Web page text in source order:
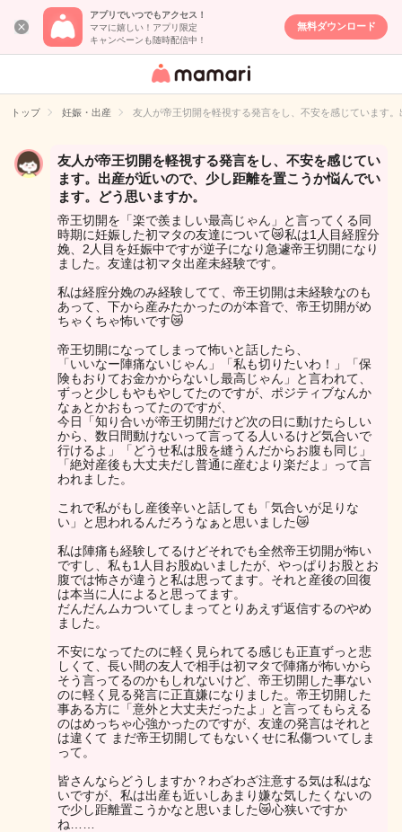
アプリでいつでもアクセス！
ママに嬉しい！アプリ限定
キャンペーンも随時配信中！
無料ダウンロード
女性専用匿名QA
イト
トップ 妊娠・出産 友人が帝王切開を軽視する発言をし、不安を感じています
友人が帝王切開を軽視する発言をし、不安を感じてい
ます。出産が近いので、少し距離を置こうか悩んでい
ます。どう思いますか。
帝王切開を「楽で羨ましい最高じゃん」と言ってくる同
時期に妊娠した初マタの友達について😿私は1人目経腟分
娩、2人目を妊娠中ですが逆子になり急遽帝王切開になり
ました。友達は初マタ出産未経験です。
私は経腟分娩のみ経験してて、帝王切開は未経験なのも
あって、下から産みたかったのが本音で、帝王切開がめ
ちゃくちゃ怖いです😿
帝王切開になってしまって怖いと話したら、
「いいなー陣痛ないじゃん」「私も切りたいわ！」「保
険もおりてお金かからないし最高じゃん」と言われて、
ずっと少しもやもやしてたのですが、ポジティブなんか
なぁとかおもってたのですが、
今日「知り合いが帝王切開だけど次の日に動けたらしい
から、数日間動けないって言ってる人いるけど気合いで
行けるよ」「どうせ私は股を縫うんだからお腹も同じ」
「絶対産後も大丈夫だし普通に産むより楽だよ」って言
われました。
これで私がもし産後辛いと話しても「気合いが足りな
い」と思われるんだろうなぁと思いました😿
私は陣痛も経験してるけどそれでも全然帝王切開が怖い
ですし、私も1人目お股ぬいましたが、やっぱりお股とお
腹では怖さが違うと私は思ってます。それと産後の回復
は本当に人によると思ってます。
だんだんムカついてしまってとりあえず返信するのやめ
ました。
不安になってたのに軽く見られてる感じも正直ずっと悲
しくて、長い間の友人で相手は初マタで陣痛が怖いから
そう言ってるのかもしれないけど、帝王切開した事ない
のに軽く見る発言に正直嫌になりました。帝王切開した
事ある方に「意外と大丈夫だったよ」と言ってもらえる
のはめっちゃ心強かったのですが、友達の発言はそれと
は違くて まだ帝王切開してもないくせに私傷ついてしま
って。
皆さんならどうしますか？わざわざ注意する気は私はな
いですが、私は出産も近いしあまり嫌な気したくないの
で少し距離置こうかなと思いました😿心狭いですか
ね……